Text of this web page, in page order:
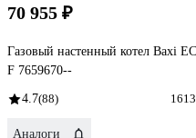
70 955 ₽
Газовый настенный котел Baxi
F 7659670--
4.7(88)
Аналоги